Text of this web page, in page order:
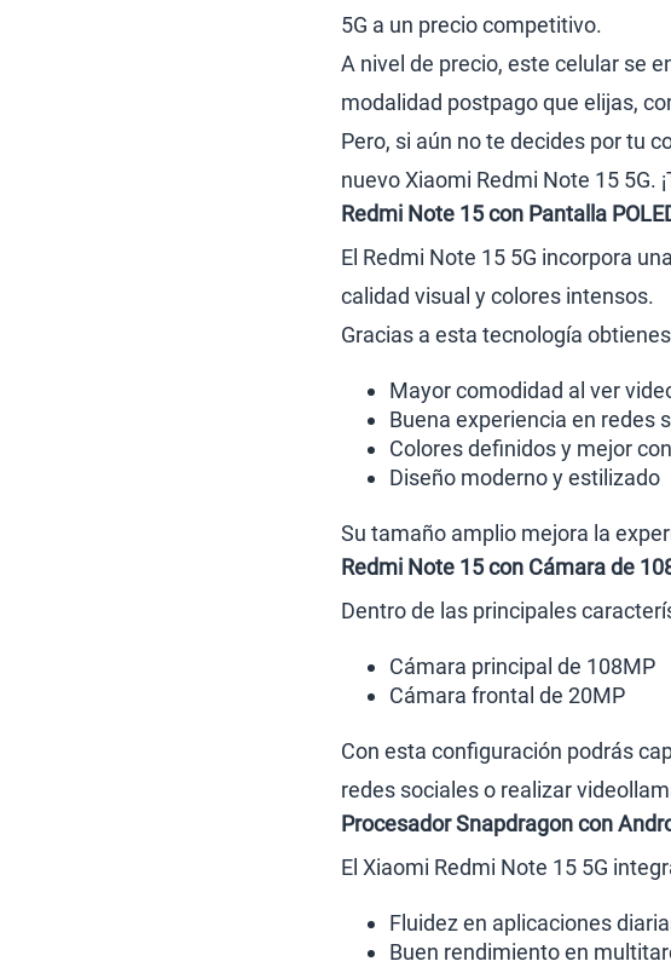
5G a un precio competitivo.
A nivel de precio, este celular se
modalidad postpago que elijas,
Pero, si aún no te decides por tu
nuevo Xiaomi Redmi Note 15 5G.
Redmi Note 15 con Pantalla
El Redmi Note 15 5G incorpora
calidad visual y colores intensos.
Gracias a esta tecnología
Mayor comodidad al ver
Buena experiencia en redes
Colores definidos y mejor
Diseño moderno y estilizado
Su tamaño amplio mejora la
Redmi Note 15 con Cámara de
Dentro de las principales
Cámara principal de 108MP
Cámara frontal de 20MP
Con esta configuración podrás
redes sociales o realizar
Procesador Snapdragon con
El Xiaomi Redmi Note 15 5G
Fluidez en aplicaciones
Buen rendimiento en